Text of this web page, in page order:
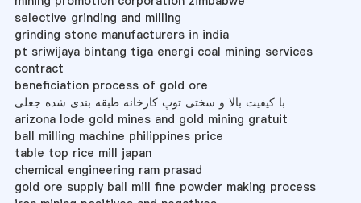
selective grinding and milling
grinding stone manufacturers in india
pt sriwijaya bintang tiga energi coal mining services
contract
beneficiation process of gold ore
با کیفیت بالا و سختی توپ کارخانه طبقه بندی شده جعلی
arizona lode gold mines and gold mining gratuit
ball milling machine philippines price
table top rice mill japan
chemical engineering ram prasad
gold ore supply ball mill fine powder making process